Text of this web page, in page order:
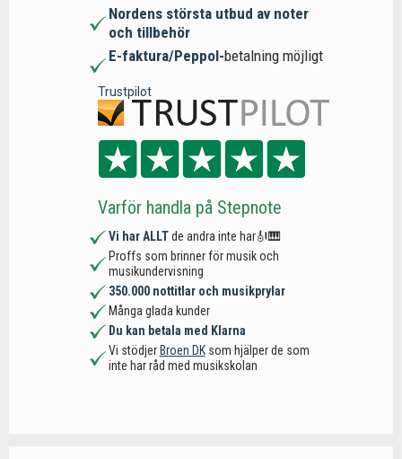
Nordens största utbud av noter
och tillbehör
E-faktura/Peppol-betalning möjligt
Trustpilot
Varför handla på Stepnote
Vi har ALLTde andra inte har🎻🎹
Proffs som brinner för musik och
musikundervisning
350.000 nottitlar och musikprylar
Många glada kunder
Du kan betala med Klarna
Vi stödjer Broen DKsom hjälper de som
inte har råd med musikskolan